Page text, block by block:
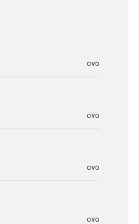
ovo
ovo
ovo
ovo